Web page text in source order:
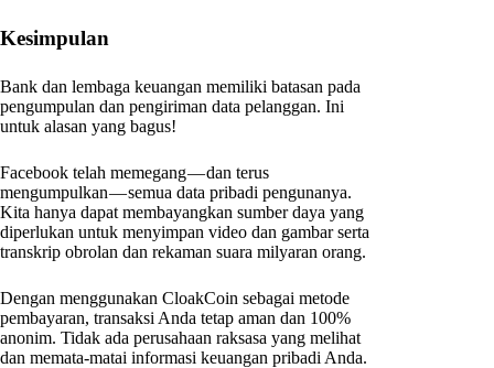
Kesimpulan
Bank dan lembaga keuangan memiliki batasan pada
pengumpulan dan pengiriman data pelanggan. Ini
untuk alasan yang bagus!
Facebook telah memegang — dan terus
mengumpulkan — semua data pribadi pengunanya.
Kita hanya dapat membayangkan sumber daya yang
diperlukan untuk menyimpan video dan gambar serta
transkrip obrolan dan rekaman suara milyaran orang.
Dengan menggunakan CloakCoin sebagai metode
pembayaran, transaksi Anda tetap aman dan 100%
anonim. Tidak ada perusahaan raksasa yang melihat
dan memata-matai informasi keuangan pribadi Anda.